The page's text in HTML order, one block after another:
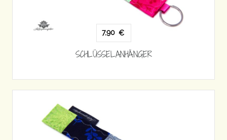
7,90 €
SCHLÜSSELANHÄNGER